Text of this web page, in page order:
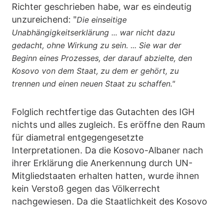
Richter geschrieben habe, war es eindeutig
unzureichend: "Die einseitige
Unabhängigkeitserklärung ... war nicht dazu
gedacht, ohne Wirkung zu sein. ... Sie war der
Beginn eines Prozesses, der darauf abzielte, den
Kosovo von dem Staat, zu dem er gehört, zu
trennen und einen neuen Staat zu schaffen."
Folglich rechtfertige das Gutachten des IGH
nichts und alles zugleich. Es eröffne den Raum
für diametral entgegengesetzte
Interpretationen. Da die Kosovo-Albaner nach
ihrer Erklärung die Anerkennung durch UN-
Mitgliedstaaten erhalten hatten, wurde ihnen
kein Verstoß gegen das Völkerrecht
nachgewiesen. Da die Staatlichkeit des Kosovo